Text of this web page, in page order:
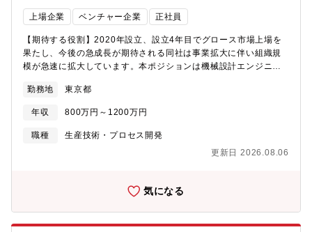
ーマンスチューニングに挑戦できる・高速化・最適化の成果が、
現場で検査できる対象や量の増加につながり、直接的にお客様の
や開発プロセスに直接影響可能・産業系知見を活かし、異分野の
技術と組み合わせた新しいプロダクト設計に挑戦できる【同社に
ついて】・2020年設立のスタートアップで設立4年目でグロース
市場上場を達成した企業です！・売上・利益ともに前年比1.5倍で
高成長企業圧倒的なスピード感で会社が拡大中。営業利益率約
極的。・新卒の20代前半の若手社員から50代社員まで年齢問わず
幅広い層の社員が在籍して活躍しており、ボードメンバーはキー
ト（AI）からハード（装置）まで一気通貫したビジネスを展開し
上場企業 ベンチャー企業 正社員
【期待する役割】2020年設立、設立4年目でグロース市場上場を
果たし、今後の急成長が期待される同社は事業拡大に伴い組織規
模が急速に拡大しています。本ポジションは機械設計エンジニア
の様々な外観検査自動化装置の構想設計から導入、立上げまでを
ご担当いただきます。加えて設計チームのマネジメントや各プロ
ジェクト全体の進行管理を担い、装置納品をリードしていただき
ます。【業務内容】・顧客との折衝、要件定義、仕様検討・装置
のアサインメントやディレクション・設計チームの進捗管理・品
ション・納品、立上げ支援【本ポジションの魅力】■AI×製造業と
いう成長分野に携われる同社はAIを活用した外観検査装置をはじ
め、製造業向けのAI・IoTソリューションを展開しています。機械
設計だけでなく、AIや自動化技術を取り入れた設備開発に携われ
勤務地 東京都
年収 800万円～1200万円
職種
生産技術・プロセス開発
更新日 2026.08.06
気になる